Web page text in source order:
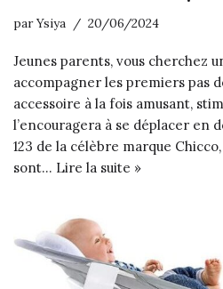
parYsiya 20/06/2024
Jeunes parents, vous cherchez
accompagner les premiers pas
accessoire à la fois amusant,
l’encouragera à se déplacer en
123 de la célèbre marque
sont… Lire la suite »